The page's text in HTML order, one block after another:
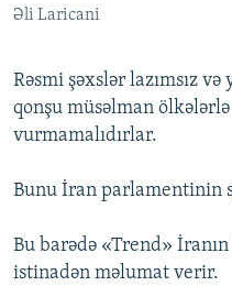
BIZIMLƏ ƏLAQƏ
Əli Laricani
Rəsmi şəxslər lazımsız
qonşu müsəlman
vurmamalıdırlar.
Bunu İran parlamentinin
Bu barədə «Trend»
istinadən məlumat verir.